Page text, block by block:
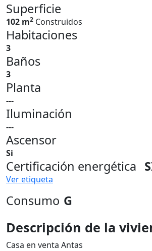
Superficie
102 m2 Construidos
Habitaciones
3
Baños
3
Planta
---
Iluminación
---
Ascensor
Si
Certificación energética
Ver etiqueta
Consumo G
Descripción de la
Casa en venta Antas